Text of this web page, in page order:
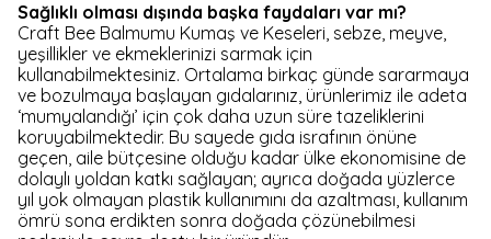
Sağlıklı olması dışında başka faydaları var mı?
Craft Bee Balmumu Kumaş ve Keseleri, sebze, meyve,
yeşillikler ve ekmeklerinizi sarmak için
kullanabilmektesiniz. Ortalama birkaç günde sararmaya
ve bozulmaya başlayan gıdalarınız, ürünlerimiz ile adeta
‘mumyalandığı’ için çok daha uzun süre tazeliklerini
koruyabilmektedir. Bu sayede gıda israfının önüne
geçen, aile bütçesine olduğu kadar ülke ekonomisine de
dolaylı yoldan katkı sağlayan; ayrıca doğada yüzlerce
yıl yok olmayan plastik kullanımını da azaltması, kullanım
ömrü sona erdikten sonra doğada çözünebilmesi